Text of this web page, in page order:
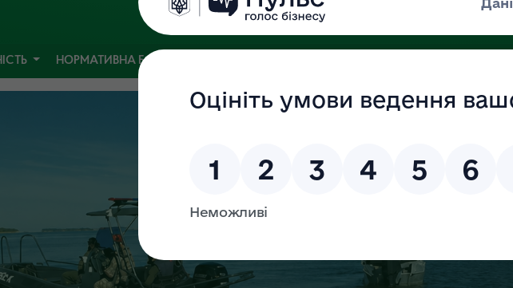
Офіційний веб-портал Державної екологічної інспекції України
НОРМАТИВНА БАЗА